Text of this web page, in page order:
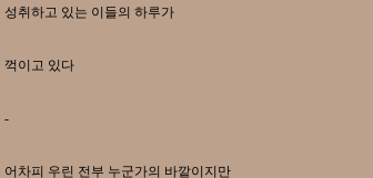
성취하고 있는 이들의 하루가
꺽이고 있다
-
어차피 우린 전부 누군가의 바깥이지만